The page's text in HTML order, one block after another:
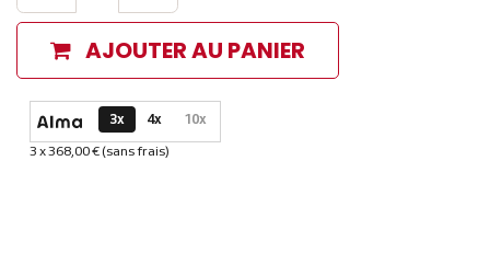
AJOUTER AU PANIER
Options de paiement disponibles
3x 4x 10x
Informations sur le plan de paiement sélectionné
3 x 368,00 € (sans frais)